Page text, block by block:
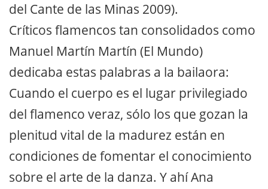
del Cante de las Minas 2009).
Críticos flamencos tan consolidados como
Manuel Martín Martín (El Mundo)
dedicaba estas palabras a la bailaora:
Cuando el cuerpo es el lugar privilegiado
del flamenco veraz, sólo los que gozan la
plenitud vital de la madurez están en
condiciones de fomentar el conocimiento
sobre el arte de la danza. Y ahí Ana